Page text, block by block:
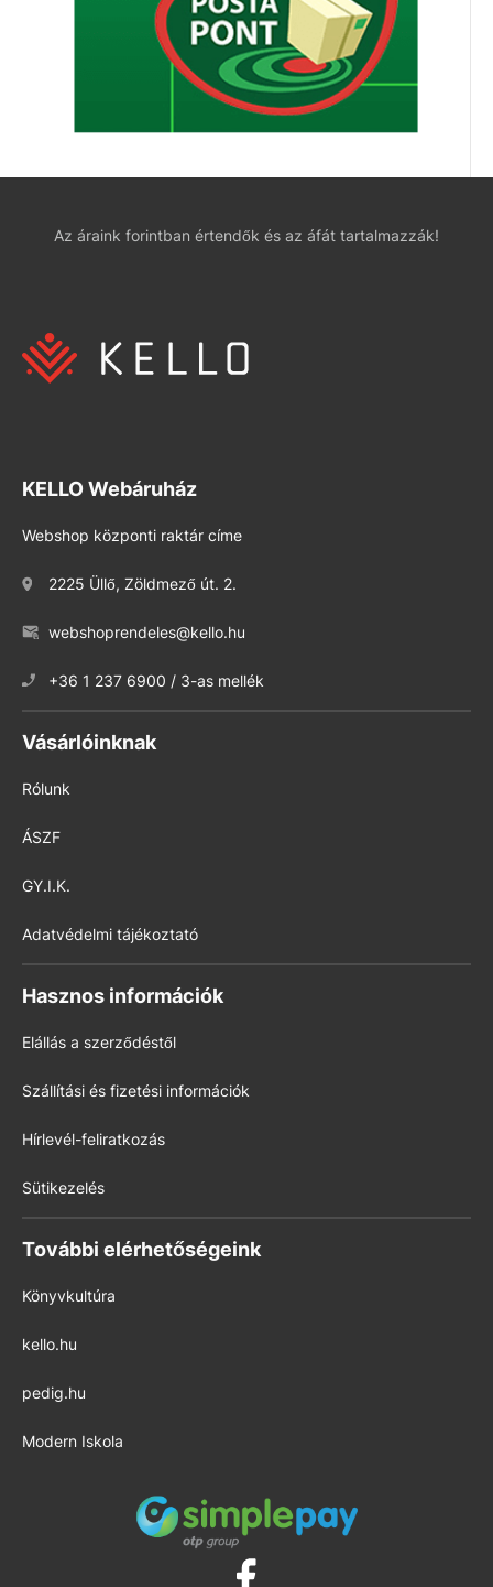
Az áraink forintban értendők és az áfát tartalmazzák!
KELLO Webáruház
Webshop központi raktár címe
2225 Üllő, Zöldmező út. 2.
webshoprendeles@kello.hu
+36 1 237 6900 / 3-as mellék
Vásárlóinknak
Rólunk
ÁSZF
GY.I.K.
Adatvédelmi tájékoztató
Hasznos információk
Elállás a szerződéstől
Szállítási és fizetési információk
Hírlevél-feliratkozás
Sütikezelés
További elérhetőségeink
Könyvkultúra
kello.hu
pedig.hu
Modern Iskola